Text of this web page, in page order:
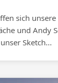
sich
und Andy
Sketch...